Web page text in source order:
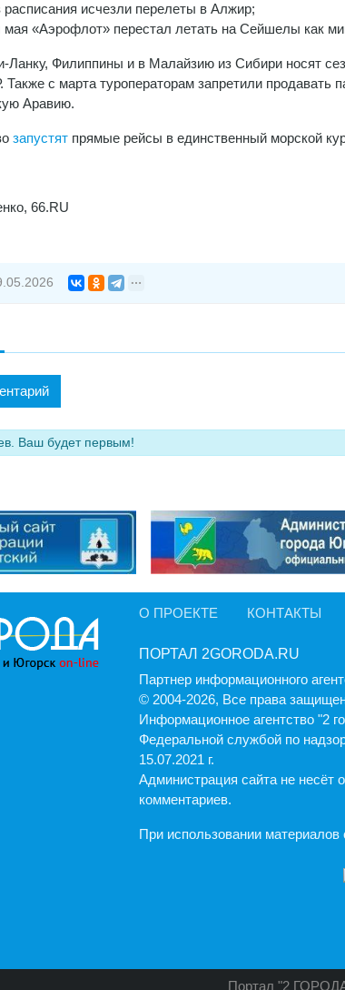
расписания исчезли перелеты в Алжир;
мая «Аэрофлот» перестал летать на Сейшелы как
Филиппины и в Малайзию из Сибири носят
с марта туроператорам запретили
Аравию.
запустят прямые рейсы в единственный морской
66.RU
Ваш будет первым!
О ПРОЕКТЕ КОНТАКТЫ
ПОРТАЛ 2GORODA.RU
Партнер информационного
© 2004-2026, Все права
Информационное агентство "2
Федеральной службой по
15.07.2021 г.
Администрация cайта не несёт
комментариев.
При использовании материалов
Портал "2